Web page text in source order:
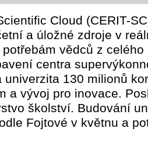
Cloud (CERIT-
a úložné zdroje v
vědců z celého
centra
130 milionů
a vývoj pro inovace.
školství. Budování
Fojtové v květnu a